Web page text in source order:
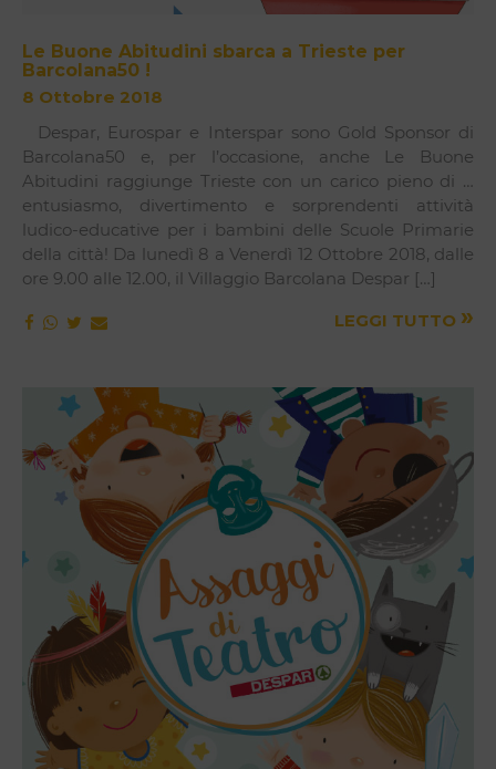
Le Buone Abitudini sbarca a Trieste per
Barcolana50 !
8 Ottobre 2018
Despar, Eurospar e Interspar sono Gold Sponsor di
Barcolana50 e, per l’occasione, anche Le Buone
Abitudini raggiunge Trieste con un carico pieno di …
entusiasmo, divertimento e sorprendenti attività
ludico-educative per i bambini delle Scuole Primarie
della città! Da lunedì 8 a Venerdì 12 Ottobre 2018, dalle
ore 9.00 alle 12.00, il Villaggio Barcolana Despar […]
LEGGI TUTTO »